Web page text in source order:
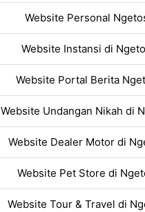
Website Personal
Website Instansi di
Website Portal Berita
Website Undangan Nikah di
Website Dealer Motor di
Website Pet Store di
Website Tour & Travel di